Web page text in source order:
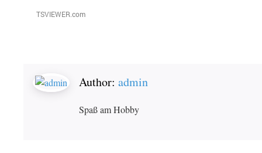
Author: admin
Spaß am Hobby